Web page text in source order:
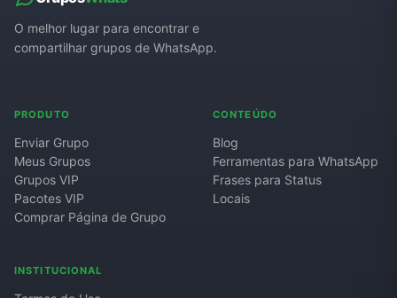
O melhor lugar para encontrar e
compartilhar grupos de WhatsApp.
PRODUTO
Enviar Grupo
Meus Grupos
Grupos VIP
Pacotes VIP
Comprar Página de Grupo
CONTEÚDO
Blog
Ferramentas para WhatsApp
Frases para Status
Locais
INSTITUCIONAL